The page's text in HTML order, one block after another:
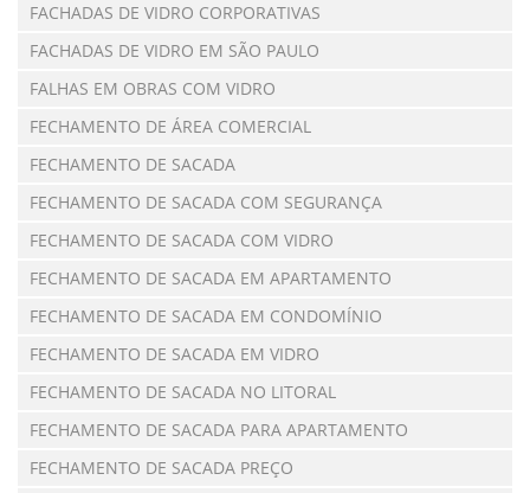
FACHADAS DE VIDRO CORPORATIVAS
FACHADAS DE VIDRO EM SÃO PAULO
FALHAS EM OBRAS COM VIDRO
FECHAMENTO DE ÁREA COMERCIAL
FECHAMENTO DE SACADA
FECHAMENTO DE SACADA COM SEGURANÇA
FECHAMENTO DE SACADA COM VIDRO
FECHAMENTO DE SACADA EM APARTAMENTO
FECHAMENTO DE SACADA EM CONDOMÍNIO
FECHAMENTO DE SACADA EM VIDRO
FECHAMENTO DE SACADA NO LITORAL
FECHAMENTO DE SACADA PARA APARTAMENTO
FECHAMENTO DE SACADA PREÇO